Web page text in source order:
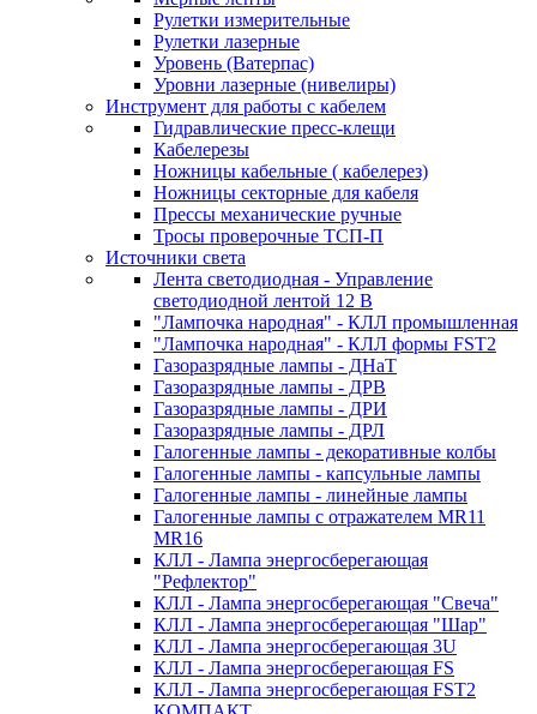
Рулетки измерительные
Рулетки лазерные
Уровень (Ватерпас)
Уровни лазерные (нивелиры)
Инструмент для работы с кабелем
Гидравлические пресс-клещи
Кабелерезы
Ножницы кабельные ( кабелерез)
Ножницы секторные для кабеля
Прессы механические ручные
Тросы проверочные ТСП-П
Источники света
Лента светодиодная - Управление
светодиодной лентой 12 В
"Лампочка народная" - КЛЛ промышленная
"Лампочка народная" - КЛЛ формы FST2
Газоразрядные лампы - ДНаТ
Газоразрядные лампы - ДРВ
Газоразрядные лампы - ДРИ
Газоразрядные лампы - ДРЛ
Галогенные лампы - декоративные колбы
Галогенные лампы - капсульные лампы
Галогенные лампы - линейные лампы
Галогенные лампы с отражателем MR11
MR16
КЛЛ - Лампа энергосберегающая
"Рефлектор"
КЛЛ - Лампа энергосберегающая "Свеча"
КЛЛ - Лампа энергосберегающая "Шар"
КЛЛ - Лампа энергосберегающая 3U
КЛЛ - Лампа энергосберегающая FS
КЛЛ - Лампа энергосберегающая FST2